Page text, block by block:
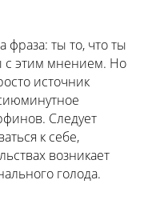
ты то, что ты
с этим мнением. Но
источник
Следует
к себе,
возникает
голода.